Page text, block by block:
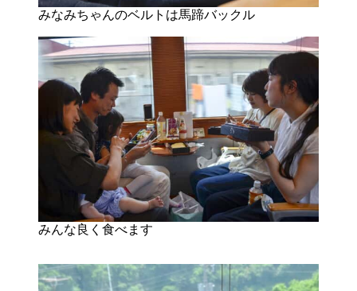
みなみちゃんのベルトは馬蹄バックル
みんな良く食べます